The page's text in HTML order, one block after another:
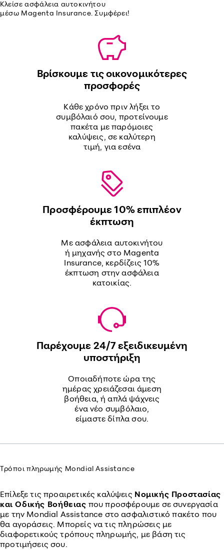
Κλείσε ασφάλεια αυτοκινήτου
μέσω Magenta Insurance. Συμφέρει!
Βρίσκουμε τις οικονομικότερες
προσφορές
Κάθε χρόνο πριν λήξει το
συμβόλαιό σου, προτείνουμε
πακέτα με παρόμοιες
καλύψεις, σε καλύτερη
τιμή, για εσένα
Προσφέρουμε 10% επιπλέον
έκπτωση
Με ασφάλεια αυτοκινήτου
ή μηχανής στο Magenta
Insurance, κερδίζεις 10%
έκπτωση στην ασφάλεια
κατοικίας.
Παρέχουμε 24/7 εξειδικευμένη
υποστήριξη
Οποιαδήποτε ώρα της
ημέρας χρειάζεσαι άμεση
βοήθεια, ή απλά ψάχνεις
ένα νέο συμβόλαιο,
είμαστε δίπλα σου.
Τρόποι πληρωμής Mondial Assistance
Επίλεξε τις προαιρετικές καλύψεις Νομικής Προστασίας
και Οδικής Βοήθειας που προσφέρουμε σε συνεργασία
με την Mondial Assistance στο ασφαλιστικό πακέτο που
θα αγοράσεις. Μπορείς να τις πληρώσεις με
διαφορετικούς τρόπους πληρωμής, με βάση τις
προτιμήσεις σου.